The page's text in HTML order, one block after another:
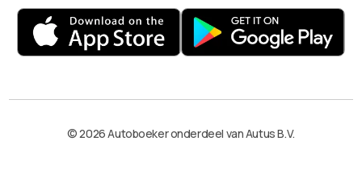
© 2026 Autoboeker onderdeel van Autus B.V.